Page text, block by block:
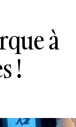
à
à
!